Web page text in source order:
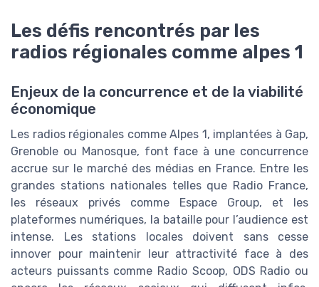
Les défis rencontrés par les
radios régionales comme alpes 1
Enjeux de la concurrence et de la viabilité
économique
Les radios régionales comme Alpes 1, implantées à Gap,
Grenoble ou Manosque, font face à une concurrence
accrue sur le marché des médias en France. Entre les
grandes stations nationales telles que Radio France,
les réseaux privés comme Espace Group, et les
plateformes numériques, la bataille pour l’audience est
intense. Les stations locales doivent sans cesse
innover pour maintenir leur attractivité face à des
acteurs puissants comme Radio Scoop, ODS Radio ou